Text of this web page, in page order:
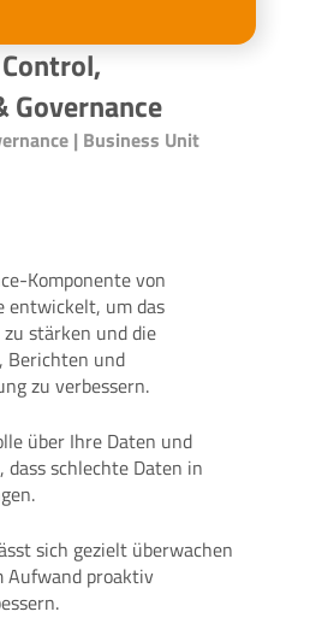
| Business Unit
Komponente von
entwickelt, um das
stärken und die
Berichten und
zu verbessern.
über Ihre Daten und
schlechte Daten in
sich gezielt überwachen
Aufwand proaktiv